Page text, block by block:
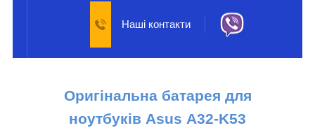
Наші контакти
Оригінальна батарея для
ноутбуків Asus A32-K53